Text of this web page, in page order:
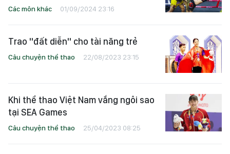
Các môn khác 01/09/2024 23:16
Trao "đất diễn" cho tài năng trẻ
Câu chuyện thể thao 22/08/2023 23:15
Khi thể thao Việt Nam vắng ngôi sao
tại SEA Games
Câu chuyện thể thao 25/04/2023 08:25